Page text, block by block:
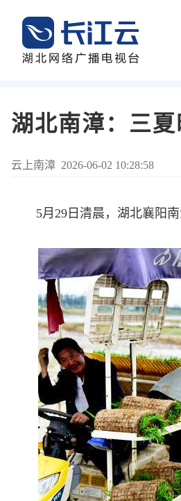
湖北南漳：三
云上南漳 2026-06-02 10:28:58
5月29日清晨，湖北襄阳